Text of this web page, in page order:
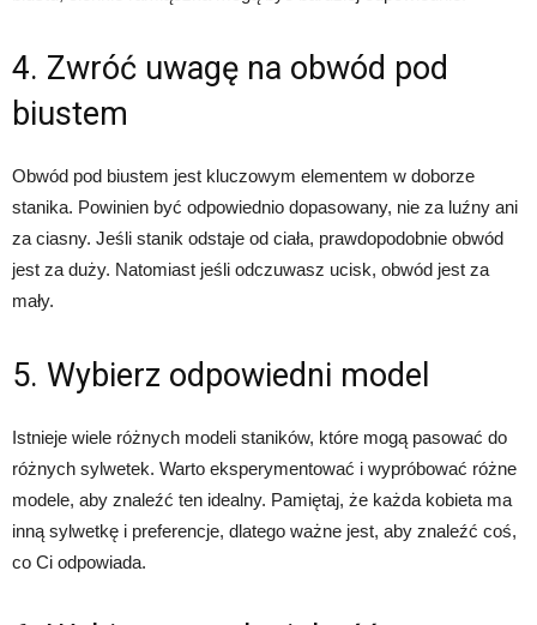
4. Zwróć uwagę na obwód pod
biustem
Obwód pod biustem jest kluczowym elementem w doborze
stanika. Powinien być odpowiednio dopasowany, nie za luźny ani
za ciasny. Jeśli stanik odstaje od ciała, prawdopodobnie obwód
jest za duży. Natomiast jeśli odczuwasz ucisk, obwód jest za
mały.
5. Wybierz odpowiedni model
Istnieje wiele różnych modeli staników, które mogą pasować do
różnych sylwetek. Warto eksperymentować i wypróbować różne
modele, aby znaleźć ten idealny. Pamiętaj, że każda kobieta ma
inną sylwetkę i preferencje, dlatego ważne jest, aby znaleźć coś,
co Ci odpowiada.